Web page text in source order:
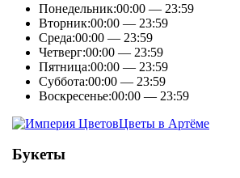
Понедельник:00:00 — 23:59
Вторник:00:00 — 23:59
Среда:00:00 — 23:59
Четверг:00:00 — 23:59
Пятница:00:00 — 23:59
Суббота:00:00 — 23:59
Воскресенье:00:00 — 23:59
Цветы в Артёме
Букеты